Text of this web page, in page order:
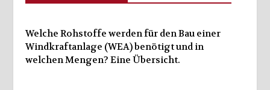
Welche Rohstoffe werden für den Bau einer
Windkraftanlage (WEA) benötigt und in
welchen Mengen? Eine Übersicht.